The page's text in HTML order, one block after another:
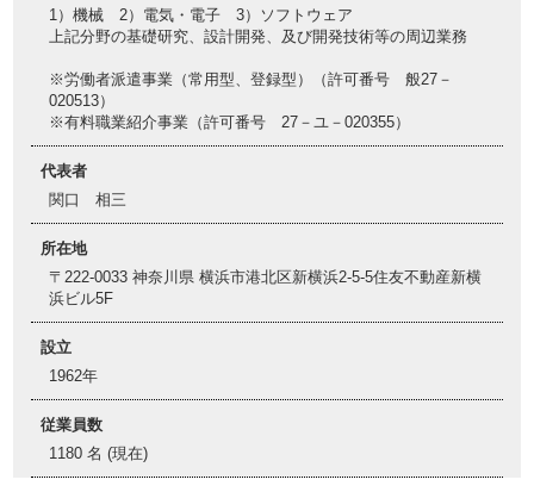
1）機械 2）電気・電子 3）ソフトウェア
上記分野の基礎研究、設計開発、及び開発技術等の周辺業務
※労働者派遣事業（常用型、登録型）（許可番号 般27－
020513）
※有料職業紹介事業（許可番号 27－ユ－020355）
代表者
関口 相三
所在地
〒222-0033 神奈川県 横浜市港北区新横浜2-5-5住友不動産新横
浜ビル5F
設立
1962年
従業員数
1180 名 (現在)